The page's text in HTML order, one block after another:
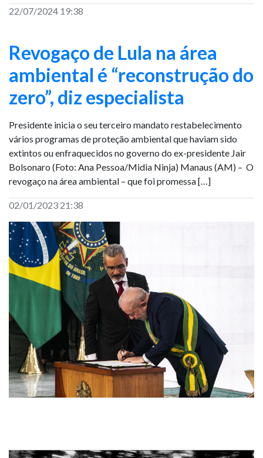
22/07/2024 19:38
Revogaço de Lula na área
ambiental é “reconstrução do
zero”, diz especialista
Presidente inicia o seu terceiro mandato restabelecimento
vários programas de proteção ambiental que haviam sido
extintos ou enfraquecidos no governo do ex-presidente Jair
Bolsonaro (Foto: Ana Pessoa/Midia Ninja) Manaus (AM) – O
revogaço na área ambiental – que foi promessa […]
02/01/2023 21:38